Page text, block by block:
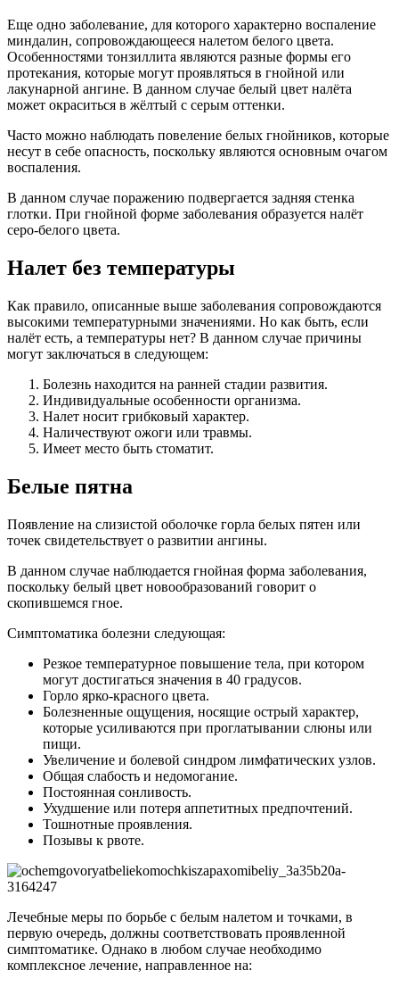
Еще одно заболевание, для которого характерно воспаление
миндалин, сопровождающееся налетом белого цвета.
Особенностями тонзиллита являются разные формы его
протекания, которые могут проявляться в гнойной или
лакунарной ангине. В данном случае белый цвет налёта
может окраситься в жёлтый с серым оттенки.
Часто можно наблюдать повеление белых гнойников, которые
несут в себе опасность, поскольку являются основным очагом
воспаления.
В данном случае поражению подвергается задняя стенка
глотки. При гнойной форме заболевания образуется налёт
серо-белого цвета.
Налет без температуры
Как правило, описанные выше заболевания сопровождаются
высокими температурными значениями. Но как быть, если
налёт есть, а температуры нет? В данном случае причины
могут заключаться в следующем:
Болезнь находится на ранней стадии развития.
Индивидуальные особенности организма.
Налет носит грибковый характер.
Наличествуют ожоги или травмы.
Имеет место быть стоматит.
Белые пятна
Появление на слизистой оболочке горла белых пятен или
точек свидетельствует о развитии ангины.
В данном случае наблюдается гнойная форма заболевания,
поскольку белый цвет новообразований говорит о
скопившемся гное.
Симптоматика болезни следующая:
Резкое температурное повышение тела, при котором
могут достигаться значения в 40 градусов.
Горло ярко-красного цвета.
Болезненные ощущения, носящие острый характер,
которые усиливаются при проглатывании слюны или
пищи.
Увеличение и болевой синдром лимфатических узлов.
Общая слабость и недомогание.
Постоянная сонливость.
Ухудшение или потеря аппетитных предпочтений.
Тошнотные проявления.
Позывы к рвоте.
Лечебные меры по борьбе с белым налетом и точками, в
первую очередь, должны соответствовать проявленной
симптоматике. Однако в любом случае необходимо
комплексное лечение, направленное на: